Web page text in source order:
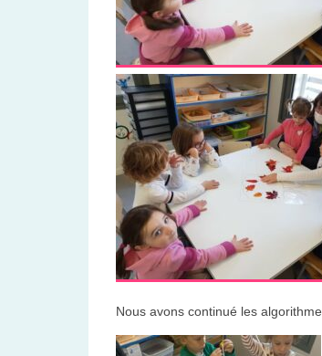
Nous avons continué les